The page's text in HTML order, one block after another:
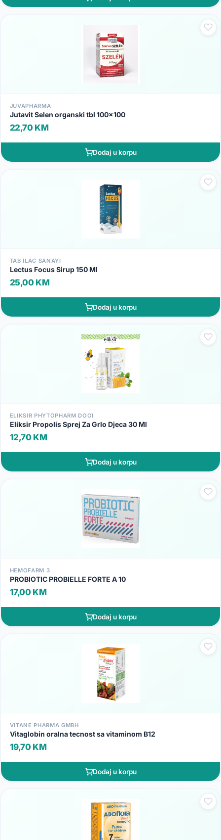
JUVAPHARMA
Jutavit Selen organski tbl 100x100
22,70 KM
Dodaj u korpu
TAB ILAC SANAYI
Lectus Focus Sirup 150 Ml
25,00 KM
Dodaj u korpu
ELIKSIR PHYTOPHARM DOOI
Eliksir Propolis Sprej Za Grlo Djeca 30 Ml
12,70 KM
Dodaj u korpu
HEMOFARM 3
PROBIOTIC PROBIELLE FORTE A 10
17,00 KM
Dodaj u korpu
VITANE PHARMA GMBH
Vitaglobin oralna tecnost sa vitaminom B12
19,70 KM
Dodaj u korpu